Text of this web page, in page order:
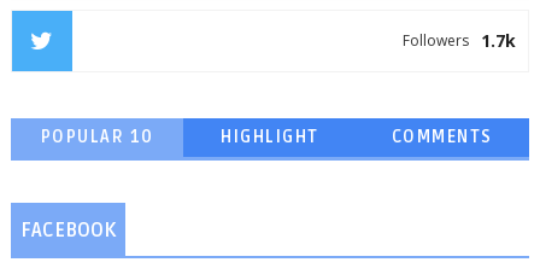
1.7k
Followers
POPULAR 10 HIGHLIGHT COMMENTS
FACEBOOK